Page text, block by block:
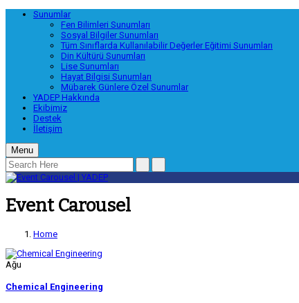
Sunumlar
Fen Bilimleri Sunumları
Sosyal Bilgiler Sunumları
Tüm Sınıflarda Kullanılabilir Değerler Eğitimi Sunumları
Din Kültürü Sunumları
Lise Sunumları
Hayat Bilgisi Sunumları
Mübarek Günlere Özel Sunumlar
YADEP Hakkında
Ekibimiz
Destek
İletişim
Menu
Event Carousel
Home
Ağu
Chemical Engineering